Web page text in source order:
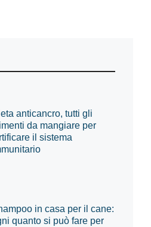
anticancro, tutti gli
da mangiare per
il sistema
in casa per il cane:
quanto si può fare per